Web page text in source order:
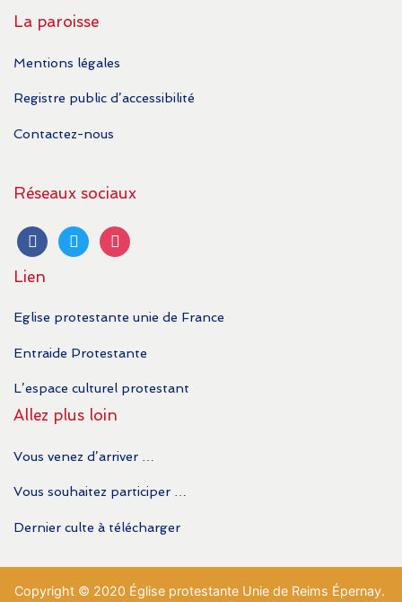
La paroisse
Mentions légales
Registre public d’accessibilité
Contactez-nous
Réseaux sociaux
facebooktwitter instagram
Lien
Eglise protestante unie de France
Entraide Protestante
L’espace culturel protestant
Allez plus loin
Vous venez d’arriver …
Vous souhaitez participer …
Dernier culte à télécharger
Copyright © 2020 Église protestante Unie de Reims Épernay.